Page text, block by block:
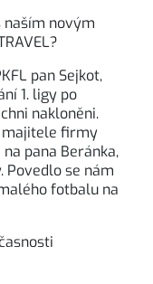
naším novým
pan Sejkot,
1. ligy po
nakloněni.
majitele firmy
na pana Beránka,
se nám
fotbalu na